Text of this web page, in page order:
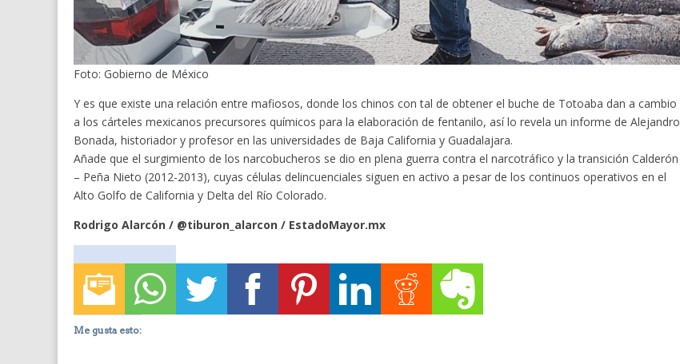
Foto: Gobierno de México
Y es que existe una relación entre mafiosos, donde los chinos con tal de obtener el buche de Totoaba dan a cambio
a los cárteles mexicanos precursores químicos para la elaboración de fentanilo, así lo revela un informe de Alejandro
Bonada, historiador y profesor en las universidades de Baja California y Guadalajara.
Añade que el surgimiento de los narcobucheros se dio en plena guerra contra el narcotráfico y la transición Calderón
– Peña Nieto (2012-2013), cuyas células delincuenciales siguen en activo a pesar de los continuos operativos en el
Alto Golfo de California y Delta del Río Colorado.
Rodrigo Alarcón / @tiburon_alarcon / EstadoMayor.mx
Me gusta esto: